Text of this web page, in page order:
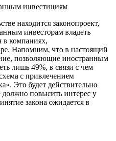
находится законопроект,
инвесторам владеть
в компаниях,
Напомним, что в настоящий
позволяющие иностранным
лишь 49%, в связи с чем
с привлечением
Это будет действительно
должно повысить интерес у
закона ожидается в